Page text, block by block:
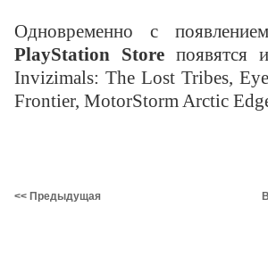
Одновременно с
PlayStation Storeпоявятся
Invizimals: The Lost Tribes,
Frontier, MotorStorm Arctic
<< Предыдущая